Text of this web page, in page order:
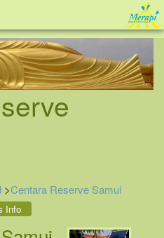
Tel: 088 - 81 11 999
>Centara Reserve Samui
Info